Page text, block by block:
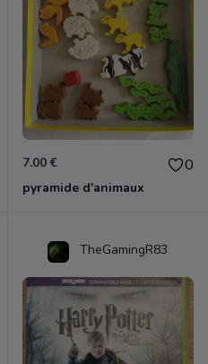
7.00 € 0
pyramide d'animaux
TheGamingR83